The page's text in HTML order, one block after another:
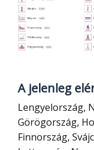
A jelenleg
Lengyelország, Németország, Ausztria, Bulgária,
Görögország,
Finnország,